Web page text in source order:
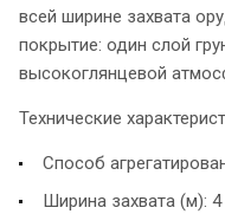
всей ширине захвата
покрытие: один слой
высокоглянцевой
Технические
Способ
Ширина захвата (м): 4